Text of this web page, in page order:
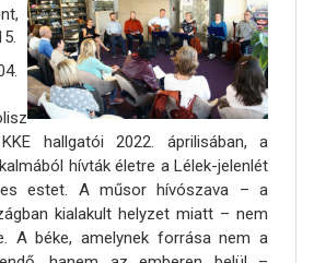
hallgatói 2022. áprilisában, a
hívták életre a Lélek-jelenlét
estet. A műsor hívószava – a
kialakult helyzet miatt – nem
A béke, amelynek forrása nem a